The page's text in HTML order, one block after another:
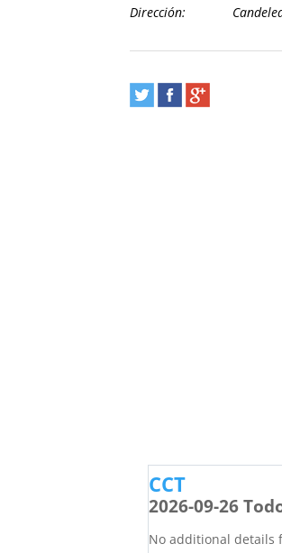
Dirección:
CCT
2026-09-26
No additional details